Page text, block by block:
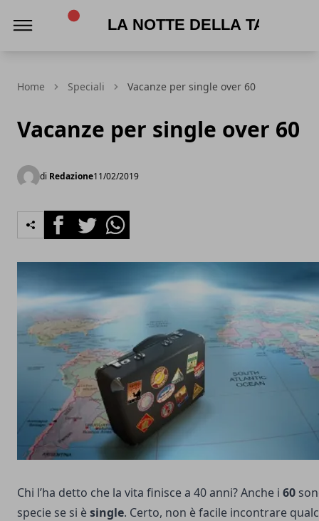
Home Speciali Vacanze per single over 60
Vacanze per single over 60
di Redazione11/02/2019
FacebookTwitterWhatsapp
Chi l’ha detto che la vita finisce a 40 anni? Anche i 60
specie se si èsingle. Certo, non è facile incontrare